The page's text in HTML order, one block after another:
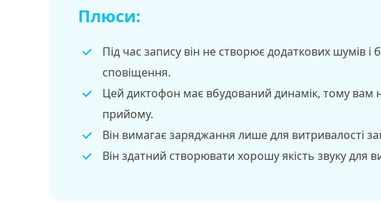
Плюси:
Під час запису він не створює додаткових шумів
сповіщення.
Цей диктофон має вбудований динамік, тому вам
прийому.
Він вимагає заряджання лише для витривалості
Він здатний створювати хорошу якість звуку для